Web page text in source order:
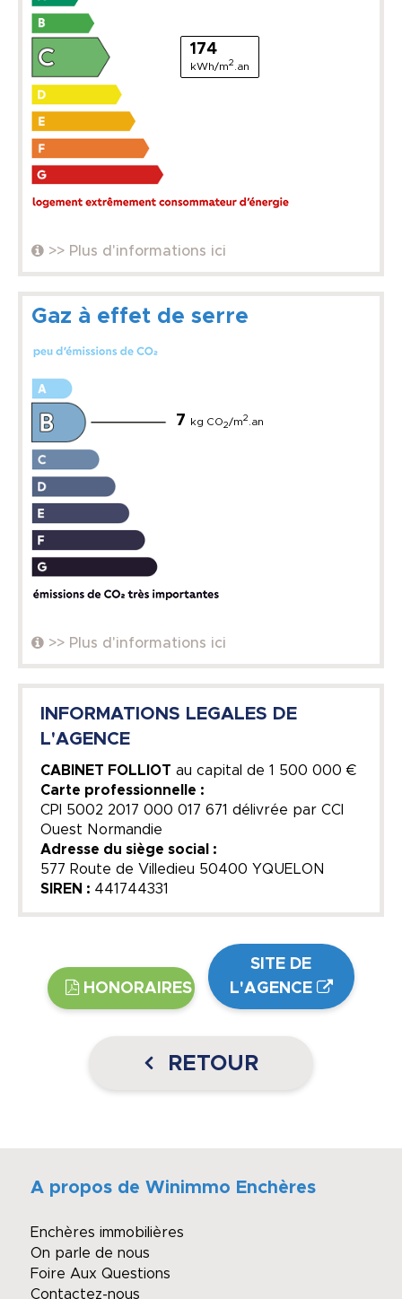
174
kWh/m2 .an
>> Plus d'informations ici
Gaz à effet de serre
7 kg CO2/m2 .an
>> Plus d'informations ici
INFORMATIONS LEGALES DE
L'AGENCE
CABINET FOLLIOT au capital de 1 500 000 €
Carte professionnelle :
CPI 5002 2017 000 017 671 délivrée par CCI
Ouest Normandie
Adresse du siège social :
577 Route de Villedieu 50400 YQUELON
SIREN : 441744331
HONORAIRES
SITE DE
L'AGENCE
RETOUR
A propos de Winimmo Enchères
Enchères immobilières
On parle de nous
Foire Aux Questions
Contactez-nous